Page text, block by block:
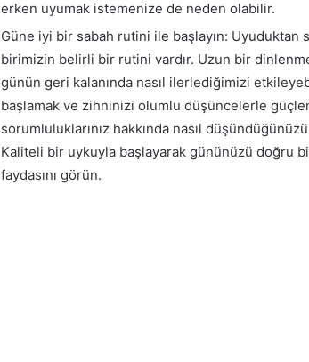
erken uyumak istemenize de neden olabilir.
Güne iyi bir sabah rutini ile başlayın: Uyuduktan
birimizin belirli bir rutini vardır. Uzun bir
günün geri kalanında nasıl ilerlediğimizi
başlamak ve zihninizi olumlu düşüncelerle
sorumluluklarınız hakkında nasıl
Kaliteli bir uykuyla başlayarak gününüzü doğru
faydasını görün.